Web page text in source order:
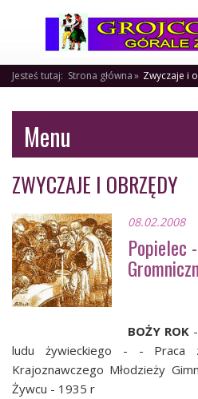
Jesteś tutaj: Strona główna Zwyczaje i
Menu
ZWYCZAJE I OBRZĘDY
08.02.2008
Popielec
BOŻY ROK
ludu żywieckiego - - Praca
Krajoznawczego Młodzieży
Żywcu - 1935 r